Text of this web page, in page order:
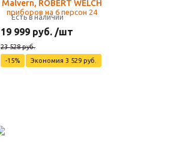
Malvern, ROBERT WELCH
Есть в наличии
19 999 руб. /шт
23 528 руб.
-15%
Экономия 3 529 руб.